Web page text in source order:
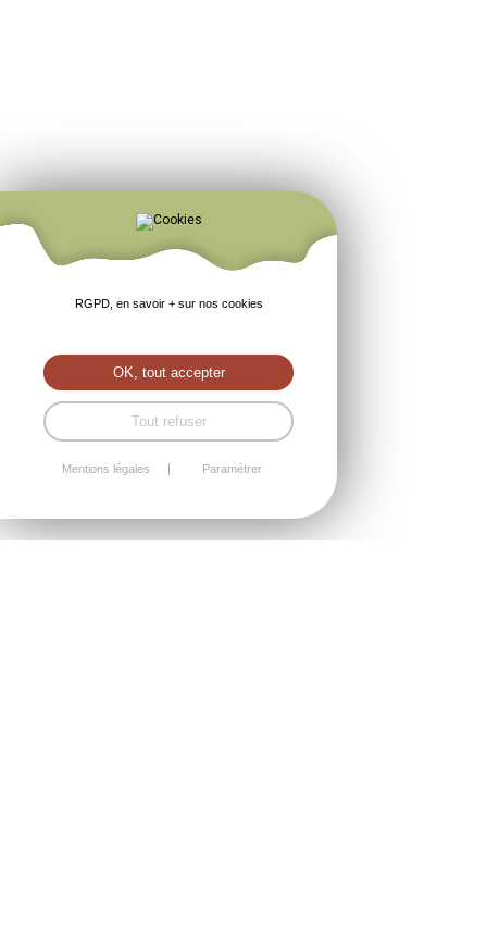
RGPD, en savoir + sur nos cookies
OK, tout accepter
Tout refuser
Mentions légales Paramétrer